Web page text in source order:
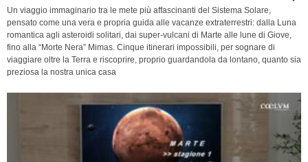
Un viaggio immaginario tra le mete più affascinanti del Sistema Solare,
pensato come una vera e propria guida alle vacanze extraterrestri: dalla Luna
romantica agli asteroidi solitari, dai super-vulcani di Marte alle lune di Giove,
fino alla “Morte Nera” Mimas. Cinque itinerari impossibili, per sognare di
viaggiare oltre la Terra e riscoprire, proprio guardandola da lontano, quanto sia
preziosa la nostra unica casa